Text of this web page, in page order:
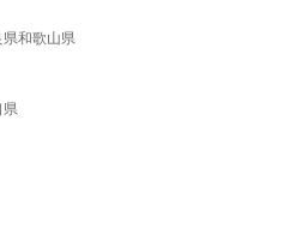
県和歌山県
県